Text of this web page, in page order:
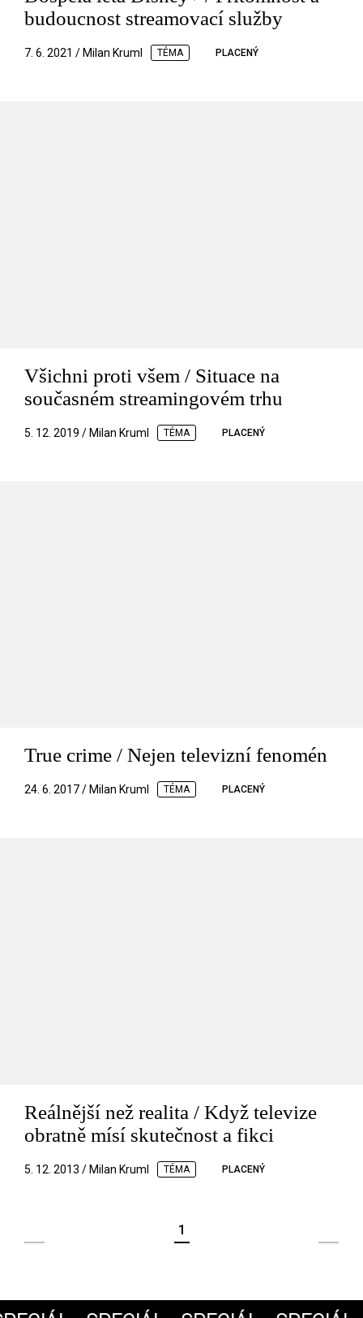
budoucnost streamovací služby
7. 6. 2021 / Milan Kruml TÉMA PLACENÝ
Všichni proti všem / Situace na
současném streamingovém trhu
5. 12. 2019 / Milan Kruml TÉMA PLACENÝ
True crime / Nejen televizní fenomén
24. 6. 2017 / Milan Kruml TÉMA PLACENÝ
Reálnější než realita / Když televize
obratně mísí skutečnost a fikci
5. 12. 2013 / Milan Kruml TÉMA PLACENÝ
1